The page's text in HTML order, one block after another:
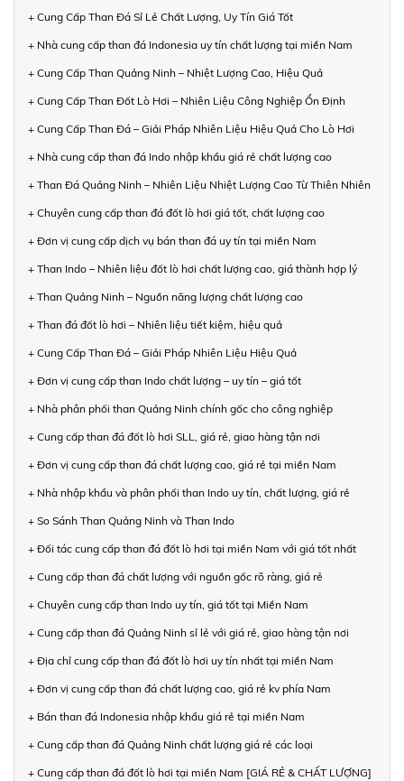
+ Cung Cấp Than Đá Sỉ Lẻ Chất Lượng, Uy Tín Giá Tốt
+ Nhà cung cấp than đá Indonesia uy tín chất lượng tại miền Nam
+ Cung Cấp Than Quảng Ninh – Nhiệt Lượng Cao, Hiệu Quả
+ Cung Cấp Than Đốt Lò Hơi – Nhiên Liệu Công Nghiệp Ổn Định
+ Cung Cấp Than Đá – Giải Pháp Nhiên Liệu Hiệu Quả Cho Lò Hơi
+ Nhà cung cấp than đá Indo nhập khẩu giá rẻ chất lượng cao
+ Than Đá Quảng Ninh – Nhiên Liệu Nhiệt Lượng Cao Từ Thiên Nhiên
+ Chuyên cung cấp than đá đốt lò hơi giá tốt, chất lượng cao
+ Đơn vị cung cấp dịch vụ bán than đá uy tín tại miền Nam
+ Than Indo – Nhiên liệu đốt lò hơi chất lượng cao, giá thành hợp lý
+ Than Quảng Ninh – Nguồn năng lượng chất lượng cao
+ Than đá đốt lò hơi – Nhiên liệu tiết kiệm, hiệu quả
+ Cung Cấp Than Đá – Giải Pháp Nhiên Liệu Hiệu Quả
+ Đơn vị cung cấp than Indo chất lượng – uy tín – giá tốt
+ Nhà phân phối than Quảng Ninh chính gốc cho công nghiệp
+ Cung cấp than đá đốt lò hơi SLL, giá rẻ, giao hàng tận nơi
+ Đơn vị cung cấp than đá chất lượng cao, giá rẻ tại miền Nam
+ Nhà nhập khẩu và phân phối than Indo uy tín, chất lượng, giá rẻ
+ So Sánh Than Quảng Ninh và Than Indo
+ Đối tác cung cấp than đá đốt lò hơi tại miền Nam với giá tốt nhất
+ Cung cấp than đá chất lượng với nguồn gốc rõ ràng, giá rẻ
+ Chuyên cung cấp than Indo uy tín, giá tốt tại Miền Nam
+ Cung cấp than đá Quảng Ninh sỉ lẻ với giá rẻ, giao hàng tận nơi
+ Địa chỉ cung cấp than đá đốt lò hơi uy tín nhất tại miền Nam
+ Đơn vị cung cấp than đá chất lượng cao, giá rẻ kv phía Nam
+ Bán than đá Indonesia nhập khẩu giá rẻ tại miền Nam
+ Cung cấp than đá Quảng Ninh chất lượng giá rẻ các loại
+ Cung cấp than đá đốt lò hơi tại miền Nam [GIÁ RẺ & CHẤT LƯỢNG]